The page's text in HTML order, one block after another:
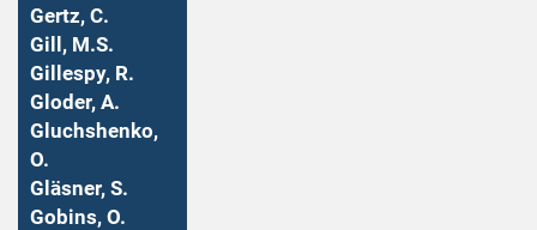
Gertz, C.
Gill, M.S.
Gillespy, R.
Gloder, A.
Gluchshenko,
O.
Gläsner, S.
Gobins, O.